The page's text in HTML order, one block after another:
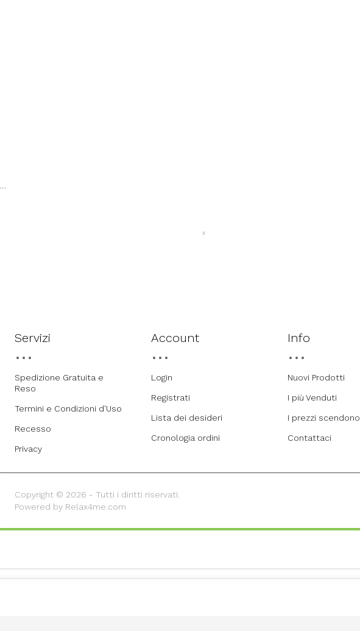
Servizi
Spedizione Gratuita e
Reso
Termini e Condizioni d'Uso
Recesso
Privacy
Account
Login
Registrati
Lista dei desideri
Cronologia ordini
Info
Nuovi Prodotti
I più Venduti
I prezzi scendono
Contattaci
Copyright © 2026 - Tutti i diritti riservati.
Powered by Relax4me.com